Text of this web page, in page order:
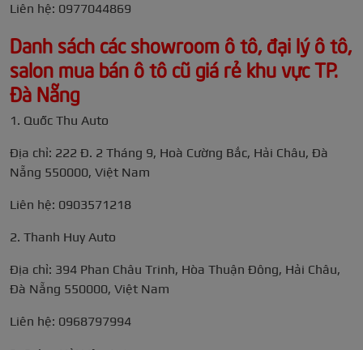
Liên hệ: 0977044869
Danh sách các showroom ô tô, đại lý ô tô,
salon mua bán ô tô cũ giá rẻ khu vực TP.
Đà Nẵng
1. Quốc Thu Auto
Địa chỉ: 222 Đ. 2 Tháng 9, Hoà Cường Bắc, Hải Châu, Đà
Nẵng 550000, Việt Nam
Liên hệ: 0903571218
2. Thanh Huy Auto
Địa chỉ: 394 Phan Châu Trinh, Hòa Thuận Đông, Hải Châu,
Đà Nẵng 550000, Việt Nam
Liên hệ: 0968797994